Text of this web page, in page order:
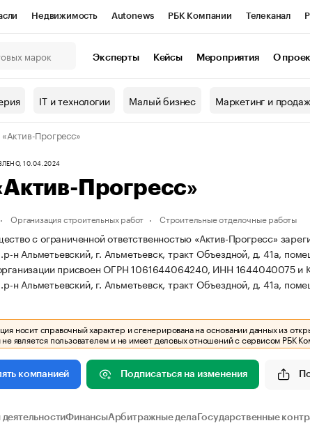
Недвижимость Autonews РБК Компании Телеканал
Проверка контрагентов
Эксперты Кейсы Мероприятия О
IT и технологии Малый бизнес Маркетинг и
Прогресс»
10.04.2024
Прогресс»
Организация строительных работ Строительные отделочные работы
с ограниченной ответственностью «Актив-Прогресс»
н Альметьевский, г. Альметьевск, тракт Объездной, д. 41а,
присвоен ОГРН 1061644064240, ИНН 1644040075
н Альметьевский, г. Альметьевск, тракт Объездной, д. 41а,
носит справочный характер и сгенерирована на основании данных из
является пользователем и не имеет деловых отношений с сервисом РБК
компанией Подписаться на изменения
ФинансыАрбитражные дела Государственные